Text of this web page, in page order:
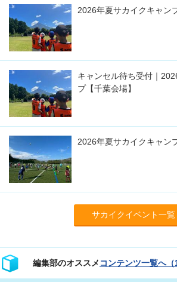
2026年夏サカイクキャン
キャンセル待ち受付｜
プ【千葉会場】
2026年夏サカイクキャン
サカイクイベント一覧
編集部のオススメ コンテンツ一覧へ（